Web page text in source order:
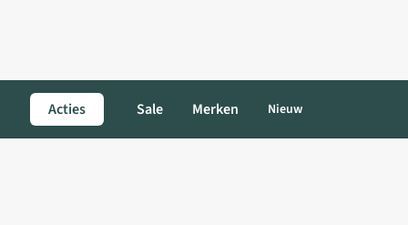
Acties Sale Merken Nieuw